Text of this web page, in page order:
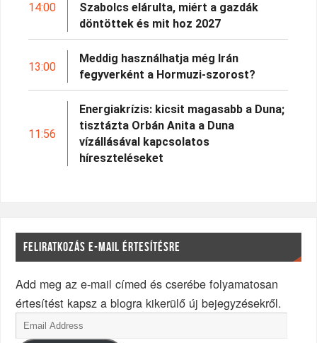
14:00
Szabolcs elárulta, miért a gazdák
döntöttek és mit hoz 2027
13:00
Meddig használhatja még Irán
fegyverként a Hormuzi-szorost?
11:56
Energiakrízis: kicsit magasabb a Duna;
tisztázta Orbán Anita a Duna
vízállásával kapcsolatos
híreszteléseket
FELIRATKOZÁS E-MAIL ÉRTESÍTÉSRE
Add meg az e-mail címed és cserébe folyamatosan
értesítést kapsz a blogra kikerülő új bejegyzésekről.